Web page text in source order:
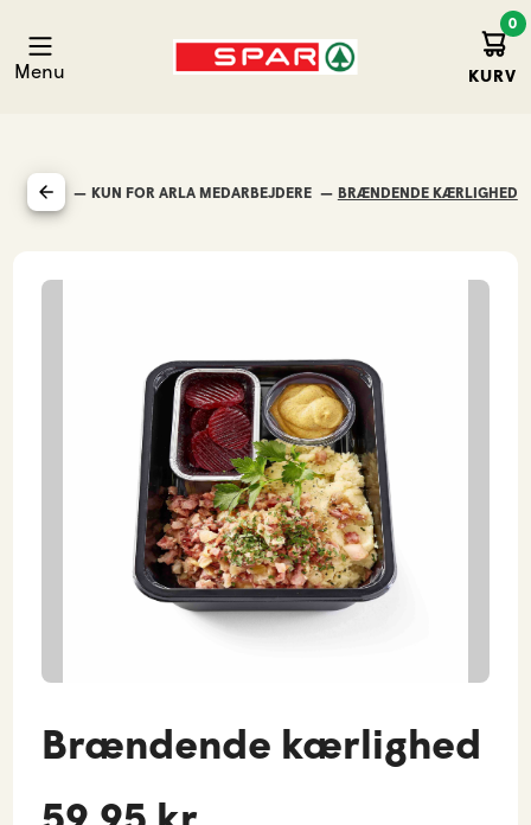
Menu Spar Agerskov
Kurv
0
KURV
BRÆNDENDE KÆRLIGHED
KUN FOR ARLA MEDARBEJDERE
Brændende kærlighed